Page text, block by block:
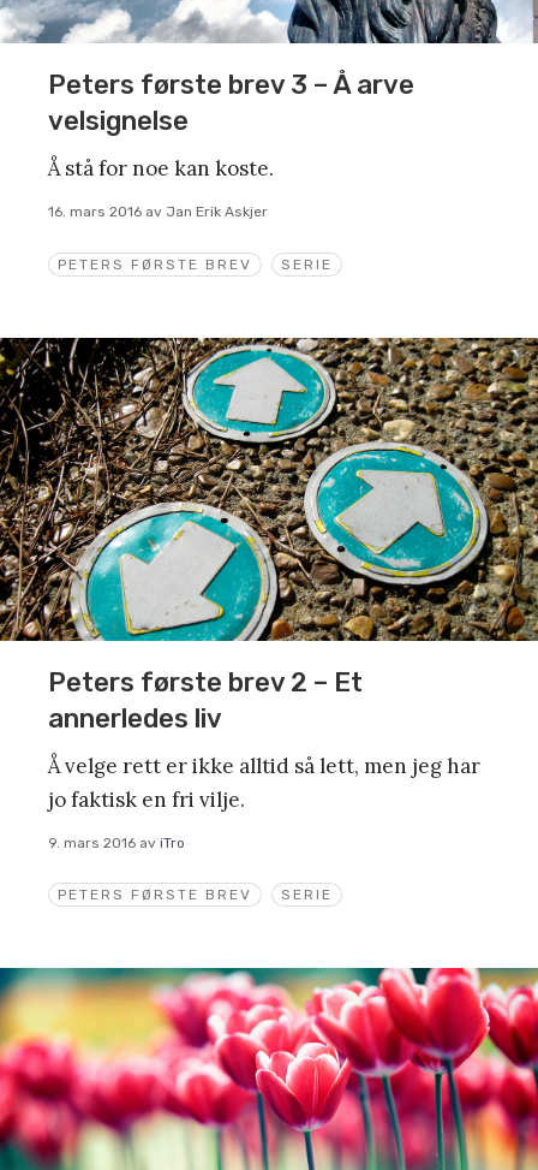
PETERS FØRSTE BREV SERIE
Peters første brev 3 – Å arve
velsignelse
Å stå for noe kan koste.
16. mars 2016 av Jan Erik Askjer
PETERS FØRSTE BREV SERIE
Peters første brev 2 – Et
annerledes liv
Å velge rett er ikke alltid så lett, men jeg har
jo faktisk en fri vilje.
9. mars 2016 av iTro